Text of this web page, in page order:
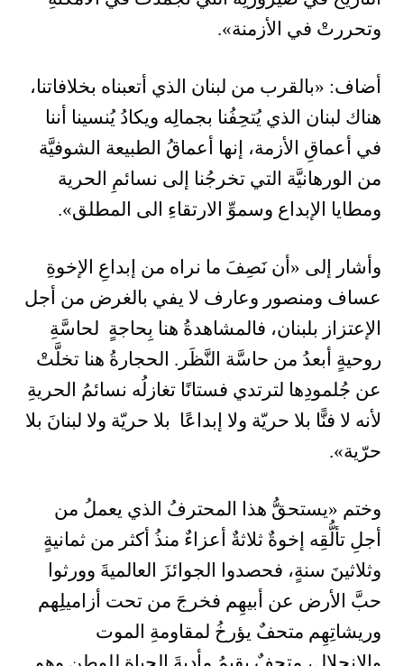
وتحررتْ في الأزمنة«
.
أضاف: «بالقرب من لبنان الذي أتعبناه بخلافاتنا،
هناك لبنان الذي يُتحِفُنا بجمالِه ويكادُ يُنسينا أننا
في أعماقِ الأزمة، إنها أعماقُ الطبيعة الشوفيَّة
من الورهانيَّة التي تخرجُنا إلى نسائمِ الحرية
ومطايا الإبداع وسموِّ الارتقاءِ الى المطلق».
وأشار إلى «أن نَصِفَ ما نراه من إبداعِ الإخوةِ
عساف ومنصور وعارف لا يفي بالغرض من أجل
الإعتزاز بلبنان، فالمشاهدةُ هنا بِحاجةٍ لحاسَّةِ
روحيةٍ أبعدُ من حاسَّة النَّظَر . الحجارةُ هنا تخلَّتْ
عن جُلمودِها لترتدي فستانًا تغازلُه نسائمُ الحريةِ
لأنه لا فنًّا بلا حريّة ولا إبداعًا بلا حريّة ولا لبنانَ بلا
حرّية».
وختم «يستحقُّ هذا المحترفُ الذي يعملُ من
أجلِ تألُّقِه إخوةٌ ثلاثةٌ أعزاءٌ منذُ أكثر من ثمانيةٍ
وثلاثينَ سنةٍ، فحصدوا الجوائزَ العالميةَ وورثوا
حبَّ الأرض عن أبيهِم فخرجَ من تحت أزاميلِهم
وريشاتِهِم متحفٌ يؤرخُ لمقاومةِ الموت